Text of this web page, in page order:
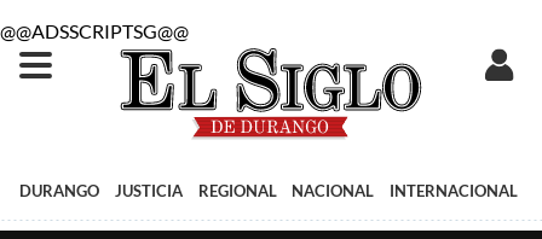
@@ADSSCRIPTSG@@
DURANGO JUSTICIA REGIONAL NACIONAL INTERNACIONAL